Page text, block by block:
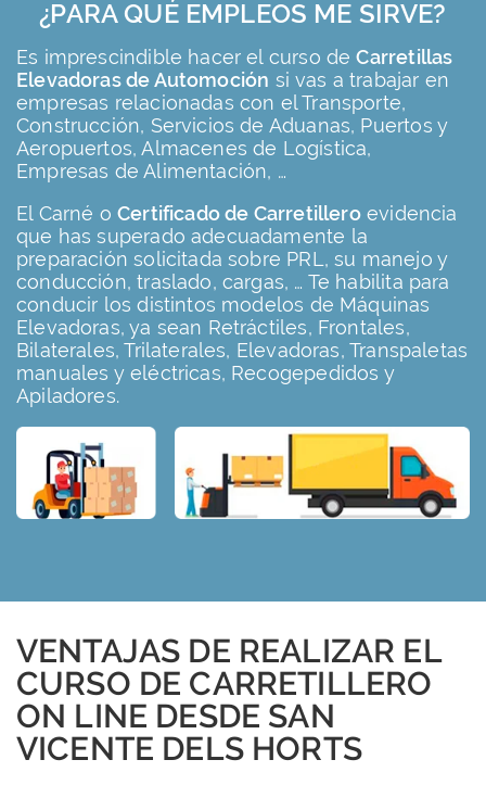
¿PARA QUÉ EMPLEOS ME SIRVE?
Es imprescindible hacer el curso deCarretillas
Elevadoras de Automoción si vas a trabajar en
empresas relacionadas con el Transporte,
Construcción, Servicios de Aduanas, Puertos y
Aeropuertos, Almacenes de Logística,
Empresas de Alimentación, …
El Carné o Certificado de Carretilleroevidencia
que has superado adecuadamente la
preparación solicitada sobre PRL, su manejo y
conducción, traslado, cargas, … Te habilita para
conducir los distintos modelos de Máquinas
Elevadoras, ya sean Retráctiles, Frontales,
Bilaterales, Trilaterales, Elevadoras, Transpaletas
manuales y eléctricas, Recogepedidos y
Apiladores.
VENTAJAS DE REALIZAR EL
CURSO DE CARRETILLERO
ON LINE DESDE SAN
VICENTE DELS HORTS